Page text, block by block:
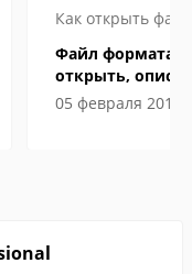
Как открыть файл
Файл формата
открыть,
особенности
05 февраля 2019